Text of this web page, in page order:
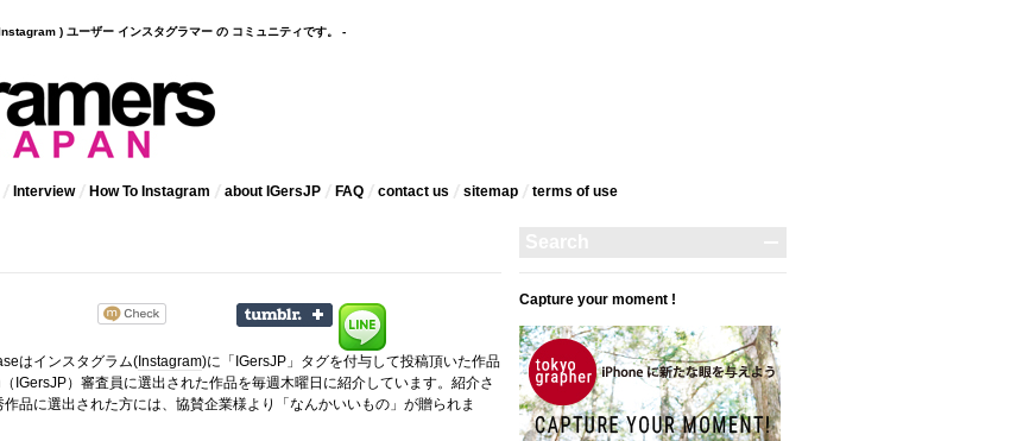
) ユーザー インスタグラマー の コミュニティです。 -
Interview How To Instagram about IGersJP FAQ contact us sitemap terms‎ of use
はインスタグラム(Instagram)に「IGersJP」タグを付与して投稿頂いた作品
IGersJP）審査員に選出された作品を毎週木曜日に紹介しています。紹介さ
品に選出された方には、協賛企業様より「なんかいいもの」が贈られま
Capture your moment !